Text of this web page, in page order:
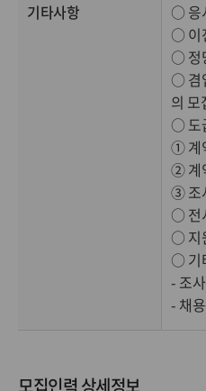
기타사항
○ 응
○ 이
○ 정
○ 겸
의 모
○ 도
① 계
② 계
③ 조
○ 전
○ 지
○ 기
- 조
- 채
모집인력 상세정보